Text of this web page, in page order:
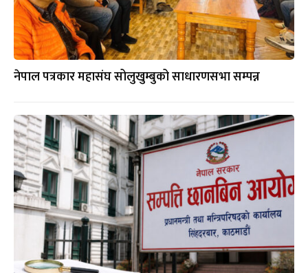
नेपाल पत्रकार महासंघ सोलुखुम्बुको साधारणसभा सम्पन्न